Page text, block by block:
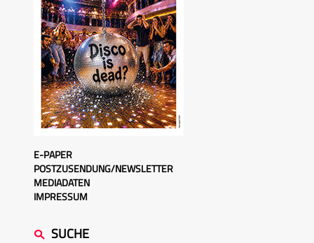
E-PAPER
POSTZUSENDUNG/NEWSLETTER
MEDIADATEN
IMPRESSUM
SUCHE